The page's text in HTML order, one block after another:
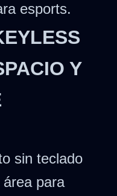
esports.
Y
sin teclado
para